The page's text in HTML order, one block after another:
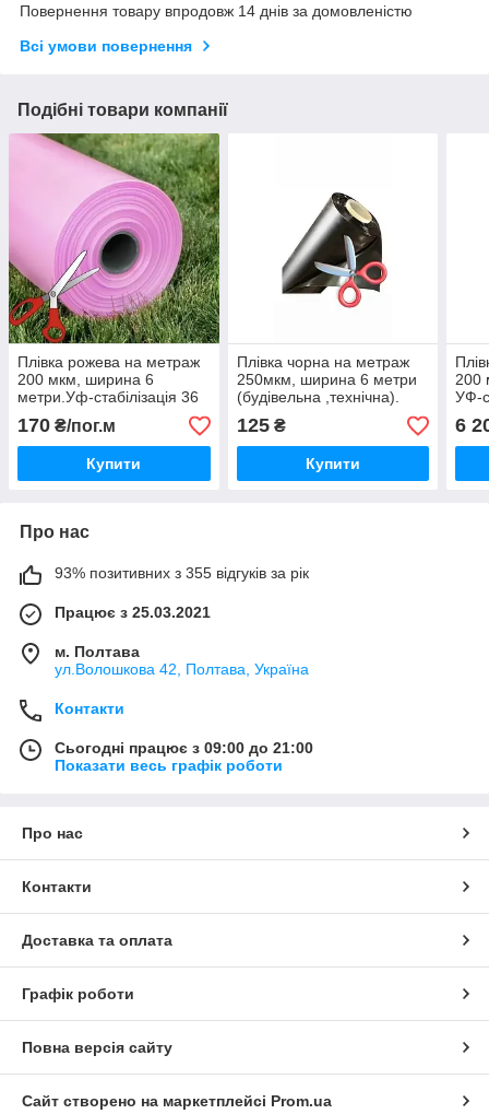
Повернення товару впродовж 14 днів за домовленістю
Всі умови повернення
Подібні товари компанії
Плівка рожева на метраж
200 мкм, ширина 6
метри.Уф-стабілізація 36
місяців.
170 ₴/пог.м
Купити
Плівка чорна на метраж
250мкм, ширина 6 метри
(будівельна ,технічна).
125₴
Купити
200
УФ-
6
Про нас
93% позитивних з 355 відгуків за рік
Працює з 25.03.2021
м. Полтава
ул.Волошкова 42, Полтава, Україна
Контакти
Сьогодні працює з 09:00 до 21:00
Показати весь графік роботи
Про нас
Контакти
Доставка та оплата
Графік роботи
Повна версія сайту
Сайт створено на маркетплейсі Prom.ua